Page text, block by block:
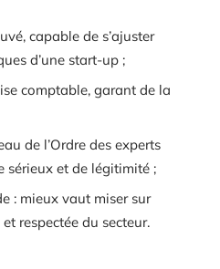
capable de s’ajuster
d’une start-up ;
comptable, garant de la
de l’Ordre des experts
sérieux et de légitimité ;
: mieux vaut miser sur
respectée du secteur.